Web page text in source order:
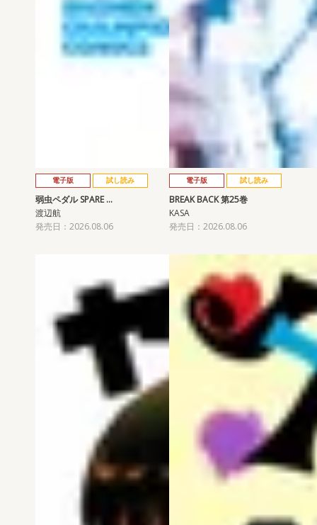
電子版 試し読み
弱虫ペダル SPARE …
渡辺航
発売日：2026.08.06
電子版 試し読み
BREAK BACK 第25巻
KASA
発売日：2026.08.06